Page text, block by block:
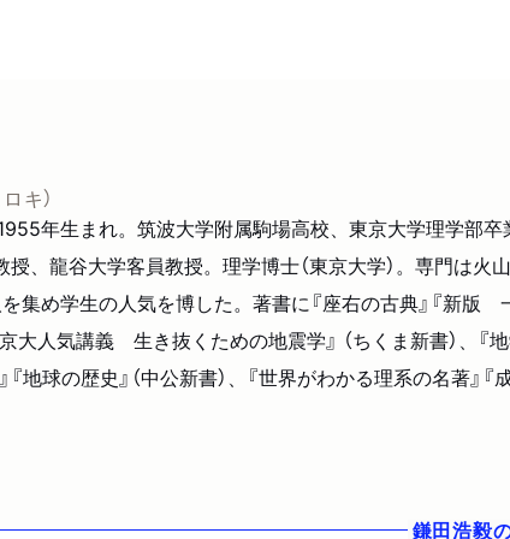
キ）
年生まれ。筑波大学附属駒場高校、東京大学理学部
、龍谷大学客員教授。理学博士（東京大学）。専門は
集め学生の人気を博した。著書に『座右の古典』『新版
大人気講義 生き抜くための地震学』 （ちくま新書）、『
地球の歴史』（中公新書）、『世界がわかる理系の名著』
鎌田浩毅